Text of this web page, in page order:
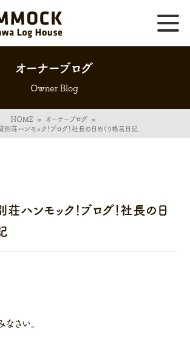
オーナーブログ
Owner Blog
HOME» オーナーブログ»
荘ハンモック！ブログ！社長の日めくり格言日記
ハンモック！ブログ！社長の日
さい。